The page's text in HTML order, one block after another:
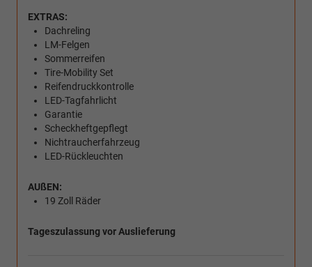
EXTRAS:
Dachreling
LM-Felgen
Sommerreifen
Tire-Mobility Set
Reifendruckkontrolle
LED-Tagfahrlicht
Garantie
Scheckheftgepflegt
Nichtraucherfahrzeug
LED-Rückleuchten
AUßEN:
19 Zoll Räder
Tageszulassung vor Auslieferung